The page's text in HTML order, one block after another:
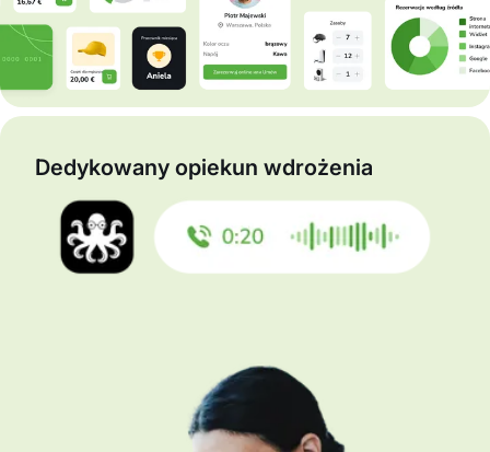
Dedykowany opiekun wdrożenia